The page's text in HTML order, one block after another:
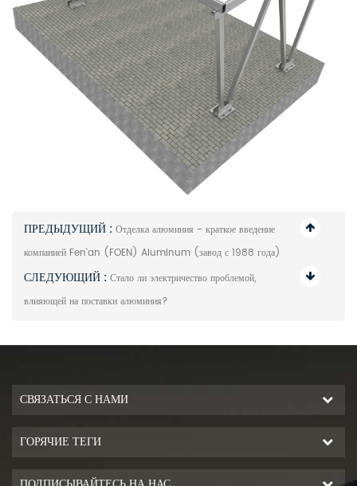
ПРЕДЫДУЩИЙ : Отделка алюминия - краткое введение
компанией Fen'an (FOEN) Aluminum (завод с 1988 года)
СЛЕДУЮЩИЙ : Стало ли электричество проблемой,
влияющей на поставки алюминия?
СВЯЗАТЬСЯ С НАМИ
ГОРЯЧИЕ ТЕГИ